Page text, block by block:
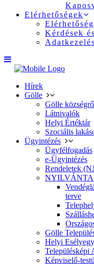
Elérhetőségek
Kérdések
Hírek
Gölle
Gölle
Látnivalók
Helyi Értéktár
Szociális
Ügyintézés
Ügyfélfogadás
e-Ügyintézés
Rendeletek
terve
Gölle
Helyi
Településképi
Képviselő-